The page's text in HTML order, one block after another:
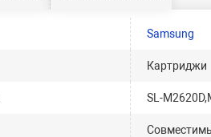
Samsung
Картриджи
SL-